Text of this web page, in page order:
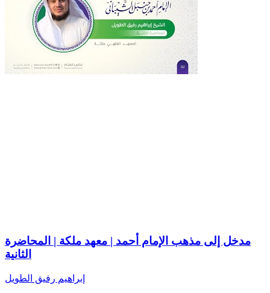
مدخل إلى مذهب الإمام أحمد | معهد ملكة | المحاضرة
الثانية
إبراهيم رفيق الطويل